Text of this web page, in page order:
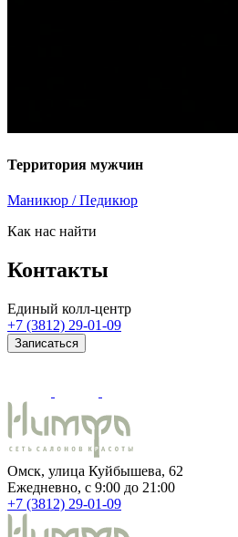
Территория мужчин
Маникюр / Педикюр
Как нас найти
Контакты
Единый колл-центр
+7 (3812) 29-01-09
Записаться
Омск, улица Куйбышева, 62
Ежедневно, c 9:00 до 21:00
+7 (3812) 29-01-09